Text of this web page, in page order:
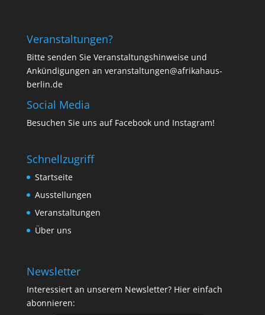
Veranstaltungen?
Bitte senden Sie Veranstaltungshinweise und
Ankündigungen an veranstaltungen@afrikahaus-
berlin.de
Social Media
Besuchen Sie uns auf Facebookund Instagram!
Schnellzugriff
Startseite
Ausstellungen
Veranstaltungen
Über uns
Newsletter
Interessiert an unserem Newsletter? Hier einfach
abonnieren: